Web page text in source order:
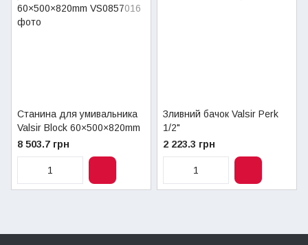
Станина для умивальника
Valsir Block 60×500×820mm
8 503.7 грн
Зливний бачок Valsir Perk
1/2"
2 223.3 грн